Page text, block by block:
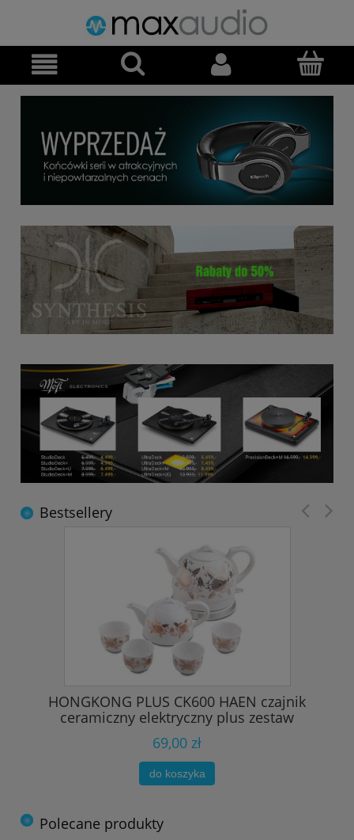
Bestsellery
HONGKONG PLUS CK600 HAEN czajnik
ceramiczny elektryczny plus zestaw
69,00 zł
do koszyka
Polecane produkty